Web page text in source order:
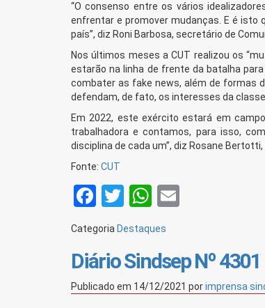
“O consenso entre os vários
enfrentar e promover mudanças. E é
país”, diz Roni Barbosa, secretário de
Nos últimos meses a CUT realizou os
estarão na linha de frente da batalha
combater as fake news, além de formas
defendam, de fato, os interesses da
Em 2022, este exército estará em
trabalhadora e contamos, para isso,
disciplina de cada um”, diz Rosane
Fonte: CUT
Facebook
TwitterWhatsApp
Categoria Destaques
Diário Sindsep Nº
Publicado em 14/12/2021 porimprensa